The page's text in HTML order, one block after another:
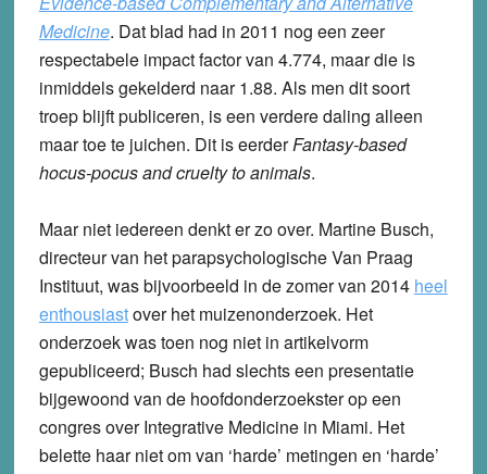
Medicine. Dat blad had in 2011 nog een zeer
respectabele impact factor van 4.774, maar die is
inmiddels gekelderd naar 1.88. Als men dit soort
troep blijft publiceren, is een verdere daling alleen
maar toe te juichen. Dit is eerderFantasy-based
hocus-pocus and cruelty to animals.
Maar niet iedereen denkt er zo over. Martine Busch,
directeur van het parapsychologische Van Praag
Instituut, was bijvoorbeeld in de zomer van 2014 heel
enthousiastover het muizenonderzoek. Het
onderzoek was toen nog niet in artikelvorm
gepubliceerd; Busch had slechts een presentatie
bijgewoond van de hoofdonderzoekster op een
congres over Integrative Medicine in Miami. Het
belette haar niet om van ‘harde’ metingen en ‘harde’